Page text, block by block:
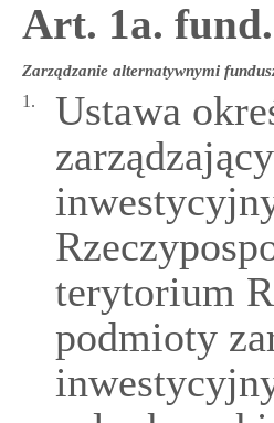
Art. 1a.
Zarządzanie alternatywnymi
1.
Ustawa
terytorium
podmioty